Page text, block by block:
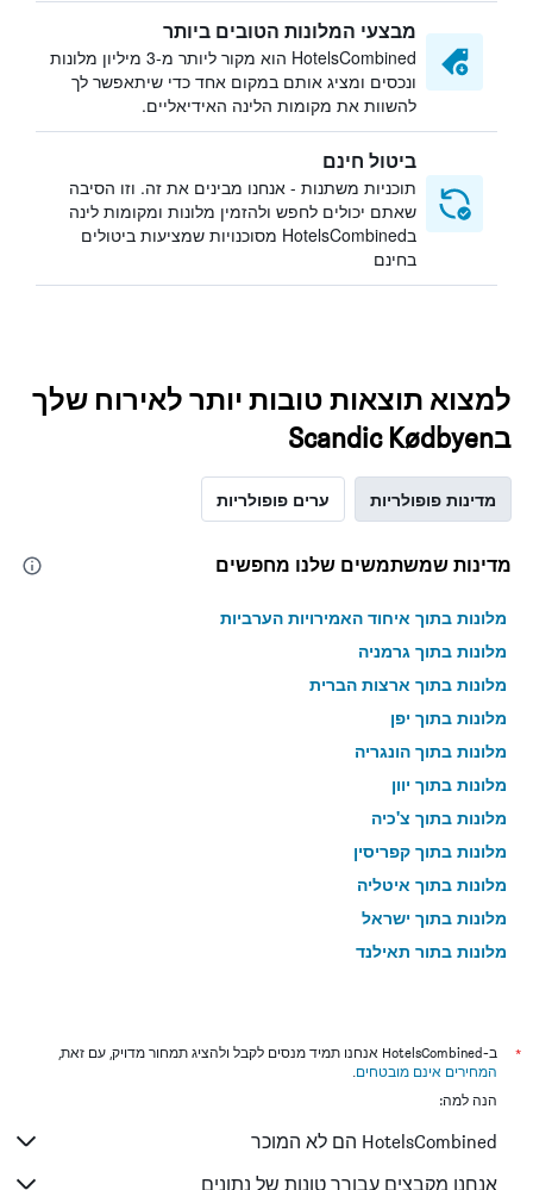
מבצעי המלונות הטובים ביותר
HotelsCombined הוא מקור ליותר מ-3 מיליון מלונות
ונכסים ומציג אותם במקום אחד כדי שיתאפשר לך
להשוות את מקומות הלינה האידיאליים.
ביטול חינם
תוכניות משתנות - אנחנו מבינים את זה. וזו הסיבה
שאתם יכולים לחפש ולהזמין מלונות ומקומות לינה
בHotelsCombined מסוכנויות שמציעות ביטולים
בחינם
למצוא תוצאות טובות יותר לאירוח שלך
בScandic Kødbyen
מדינות פופולריות ערים פופולריות
מדינות שמשתמשים שלנו מחפשים
מלונות בתוך איחוד האמירויות הערביות
מלונות בתוך גרמניה
מלונות בתוך ארצות הברית
מלונות בתוך יפן
מלונות בתוך הונגריה
מלונות בתוך יוון
מלונות בתוך צ'כיה
מלונות בתוך קפריסין
מלונות בתוך איטליה
מלונות בתוך ישראל
מלונות בתוך תאילנד
*
ב-HotelsCombined אנחנו תמיד מנסים לקבל ולהציג תמחור מדויק, עם זאת,
המחירים אינם מובטחים.
הנה למה:
HotelsCombined הם לא המוכר
אנחנו מקבצים עבורך טונות של נתונים